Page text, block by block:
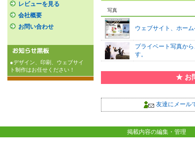
レビューを見る
会社概要
お問い合わせ
●デザイン、印刷、ウェブサイ
ト制作はお任せください！
写真
ウェブサイト、ホー
プライベート写真か
す。
★ お
友達にメール
掲載内容の編集・管理